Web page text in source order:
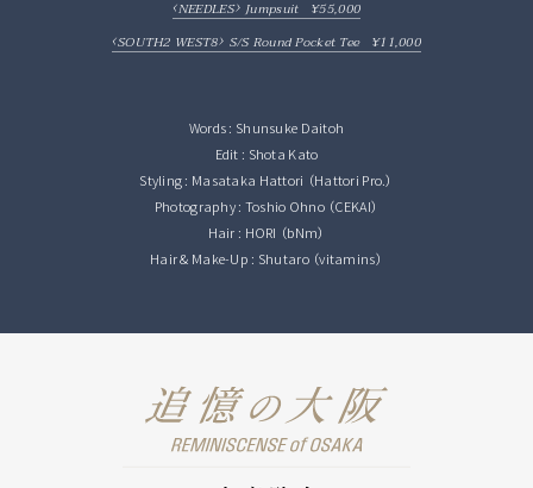
‹NEEDLES› Jumpsuit ¥55,000
‹SOUTH2 WEST8› S/S Round Pocket Tee ¥11,000
Words : Shunsuke Daitoh
Edit : Shota Kato
Styling : Masataka Hattori （Hattori Pro.）
Photography : Toshio Ohno （CEKAI）
Hair : HORI （bNm）
Hair & Make-Up : Shutaro （vitamins）